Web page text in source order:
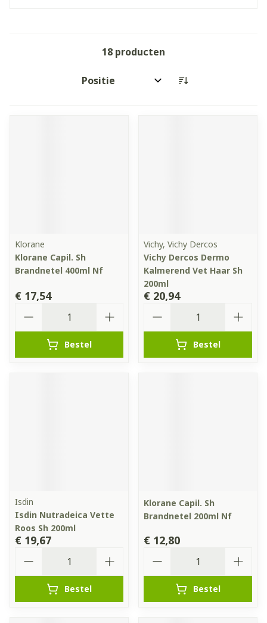
18 producten
Sorteer op:
Klorane
Klorane Capil. Sh
Brandnetel 400ml Nf
€ 17,54
Bestel
Vichy, Vichy Dercos
Vichy Dercos Dermo
Kalmerend Vet Haar Sh
200ml
€ 20,94
Bestel
Isdin
Isdin Nutradeica Vette
Roos Sh 200ml
€ 19,67
Bestel
Klorane Capil. Sh
Brandnetel 200ml Nf
€ 12,80
Bestel